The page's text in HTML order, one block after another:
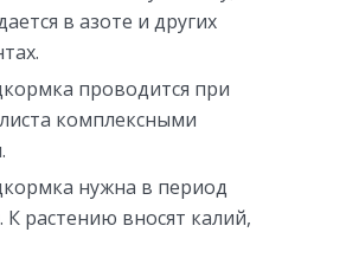
в азоте и других
проводится при
комплексными
нужна в период
К растению вносят калий,